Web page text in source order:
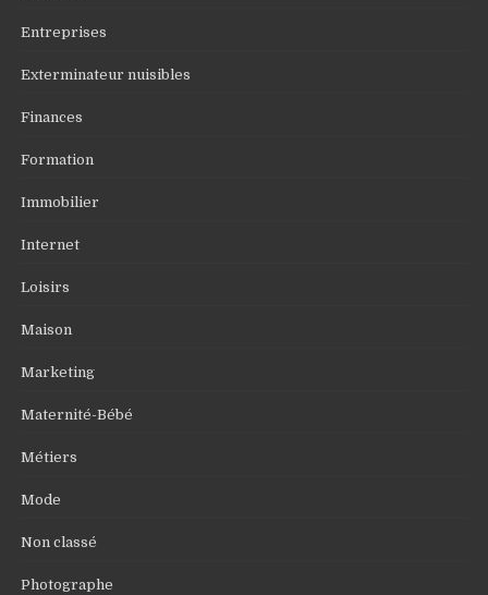
Entreprises
Exterminateur nuisibles
Finances
Formation
Immobilier
Internet
Loisirs
Maison
Marketing
Maternité-Bébé
Métiers
Mode
Non classé
Photographe